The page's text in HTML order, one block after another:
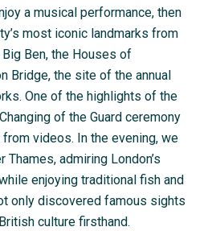
a musical performance, then
most iconic landmarks from
Ben, the Houses of
Bridge, the site of the annual
One of the highlights of the
of the Guard ceremony
videos. In the evening, we
admiring London’s
enjoying traditional fish and
only discovered famous sights
culture firsthand.